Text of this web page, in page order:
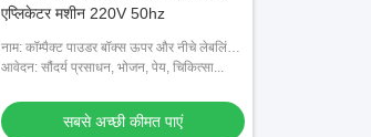
एप्लिकेटर मशीन 220V 50hz
नाम: कॉम्पैक्ट पाउडर बॉक्स ऊपर और नीचे लेबलिंग
मशीन, बॉक्स लेबलिंग मशीन
आवेदन: सौंदर्य प्रसाधन, भोजन, पेय, चिकित्सा...
सबसे अच्छी कीमत पाएं